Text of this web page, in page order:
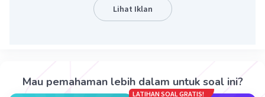
<=> 7x = 105°
= 55°
Lihat Iklan
Mau pemahaman lebih dalam untuk soal ini?
LATIHAN SOAL GRATIS!